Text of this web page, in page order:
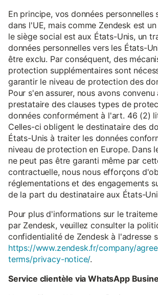
En principe, vos données personnelles
dans l'UE, mais comme Zendesk est
le siège social est aux États-Unis, un
données personnelles vers les États-
être exclu. Par conséquent, des
protection supplémentaires sont
garantir le niveau de protection des
Pour s'en assurer, nous avons convenu
prestataire des clauses types de
données conformément à l'art. 46 (2)
Celles-ci obligent le destinataire des
États-Unis à traiter les données
niveau de protection en Europe. Dans
ne peut pas être garanti même par
contractuelle, nous nous efforçons
réglementations et des engagements
de la part du destinataire aux États-
Pour plus d'informations sur le
par Zendesk, veuillez consulter la
confidentialité de Zendesk à l'adresse
https://www.zendesk.fr/company/
terms/privacy-notice/.
Service clientèle via WhatsApp